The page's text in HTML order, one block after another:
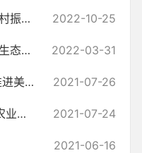
汪场镇关于转发《天门市乡村振兴局 天门市财政局关于印发《天门市“防... 2022-10-25
汪场镇雷场村拟命名湖北省生态生态村 2022-03-31
汪场镇开展环境综合整治 推进美丽乡村建设 2021-07-26
天门市财政局关于 2021年农业补贴资金发放有关事项通知 2021-07-24
2021-06-16